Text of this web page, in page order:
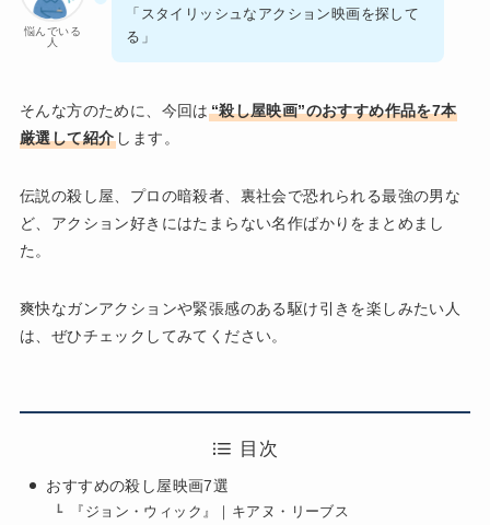
悩んでいる
人
「スタイリッシュなアクション映画を探して
る」
そんな方のために、今回は “殺し屋映画”のおすすめ作品を7本
厳選して紹介 します。
伝説の殺し屋、プロの暗殺者、裏社会で恐れられる最強の男な
ど、アクション好きにはたまらない名作ばかりをまとめまし
た。
爽快なガンアクションや緊張感のある駆け引きを楽しみたい人
は、ぜひチェックしてみてください。
目次
おすすめの殺し屋映画7選
『ジョン・ウィック』｜キアヌ・リーブス